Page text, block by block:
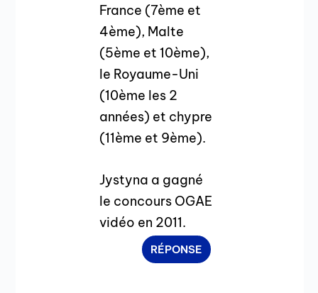
France (7ème et
4ème), Malte
(5ème et 10ème),
le Royaume-Uni
(10ème les 2
années) et chypre
(11ème et 9ème).
Jystyna a gagné
le concours OGAE
vidéo en 2011.
RÉPONSE